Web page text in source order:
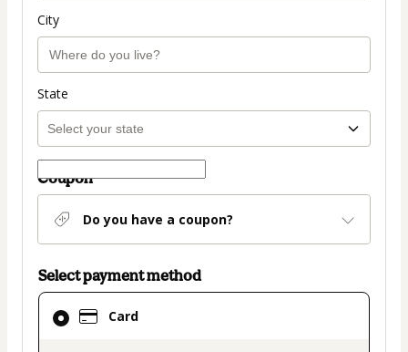
City
State
Coupon
Do you have a coupon?
Select payment method
Card
Card
selected